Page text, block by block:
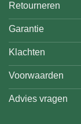
Retourneren
Garantie
Klachten
Voorwaarden
Advies vragen